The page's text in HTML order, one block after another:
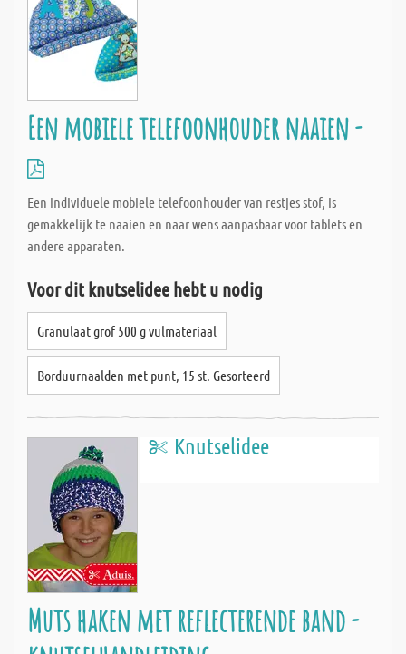
Een mobiele telefoonhouder naaien -
Een individuele mobiele telefoonhouder van restjes stof, is
gemakkelijk te naaien en naar wens aanpasbaar voor tablets en
andere apparaten.
Voor dit knutselidee hebt u nodig
Granulaat grof 500 g vulmateriaal
Borduurnaalden met punt, 15 st. Gesorteerd
Knutselidee
Muts haken met reflecterende band -